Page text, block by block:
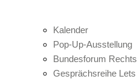
Kalender
Pop-Up-Ausstellung
Bundesforum
Gesprächsreihe